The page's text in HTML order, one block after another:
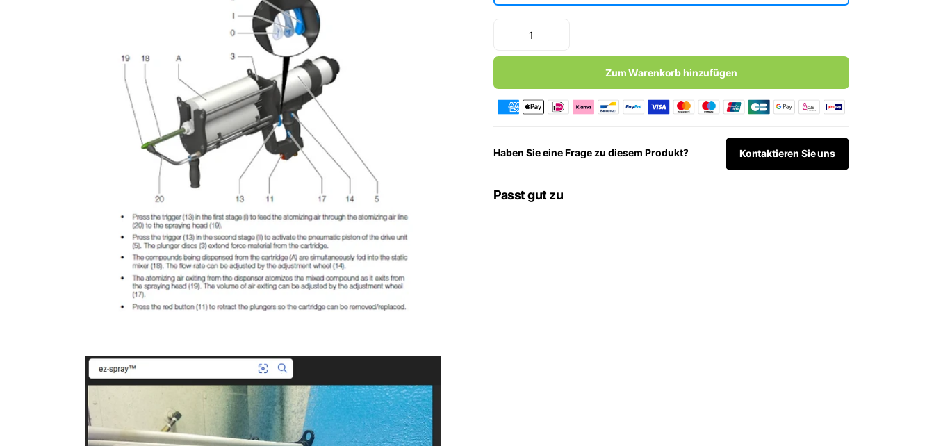
Zum Warenkorb hinzufügen
Haben Sie eine Frage zu diesem Produkt? Kontaktieren Sie uns
Passt gut zu